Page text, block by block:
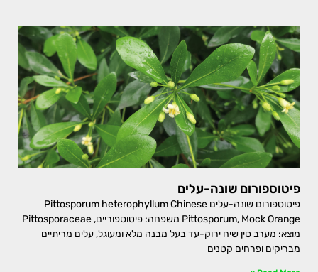
פיטוספורום שונה-עלים
פיטוספורום שונה-עלים Pittosporum heterophyllum Chinese
Pittosporum, Mock Orange משפחה: פיטוספוריים, Pittosporaceae
מוצא: מערב סין שיח ירוק-עד בעל מבנה מלא ומעוגל, עלים מריתיים
מבריקים ופרחים קטנים